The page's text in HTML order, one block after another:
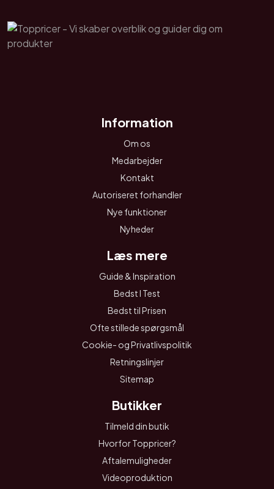
Information
Om os
Medarbejder
Kontakt
Autoriseret forhandler
Nye funktioner
Nyheder
Læs mere
Guide & Inspiration
Bedst I Test
Bedst til Prisen
Ofte stillede spørgsmål
Cookie- og Privatlivspolitik
Retningslinjer
Sitemap
Butikker
Tilmeld din butik
Hvorfor Toppricer?
Aftalemuligheder
Videoproduktion